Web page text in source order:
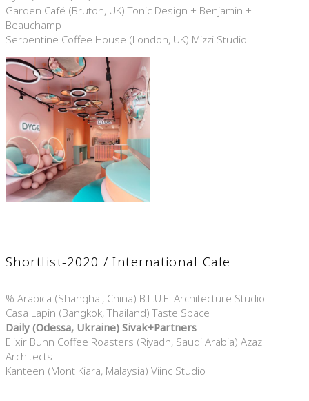
Garden Café (Bruton, UK) Tonic Design + Benjamin +
Beauchamp
Serpentine Coffee House (London, UK) Mizzi Studio
Shortlist-2020 / International Cafe
% Arabica (Shanghai, China) B.L.U.E. Architecture Studio
Casa Lapin (Bangkok, Thailand) Taste Space
Daily (Odessa, Ukraine) Sivak+Partners
Elixir Bunn Coffee Roasters (Riyadh, Saudi Arabia) Azaz
Architects
Kanteen (Mont Kiara, Malaysia) Viinc Studio